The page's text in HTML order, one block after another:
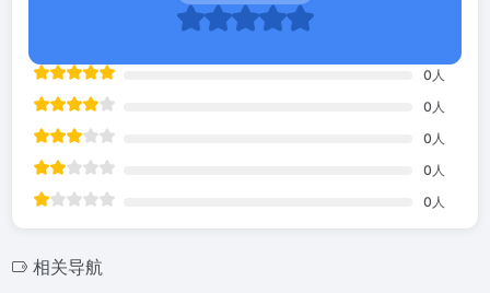
0 人
0 人
0 人
0 人
0 人
相关导航